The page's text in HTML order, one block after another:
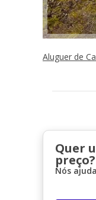
Aluguer de
Quer
preço?
Nós